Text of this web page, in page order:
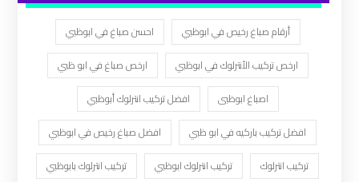
أرقام صباغ رخيص في ابوظبي
احسن صباغ في ابوظبي
ارخص تركيب الأنترلوك في ابوظبي
ارخص صباغ في ابو ظبي
اصباغ ابوظبى
افضل تركيب انترلوك أبوظبي
افضل تركيب باركيه في ابو ظبي
افضل صباغ رخيص في ابوظبي
تركيب انترلوك
تركيب انترلوك ابوظبي
تركيب انترلوك بابوظبي